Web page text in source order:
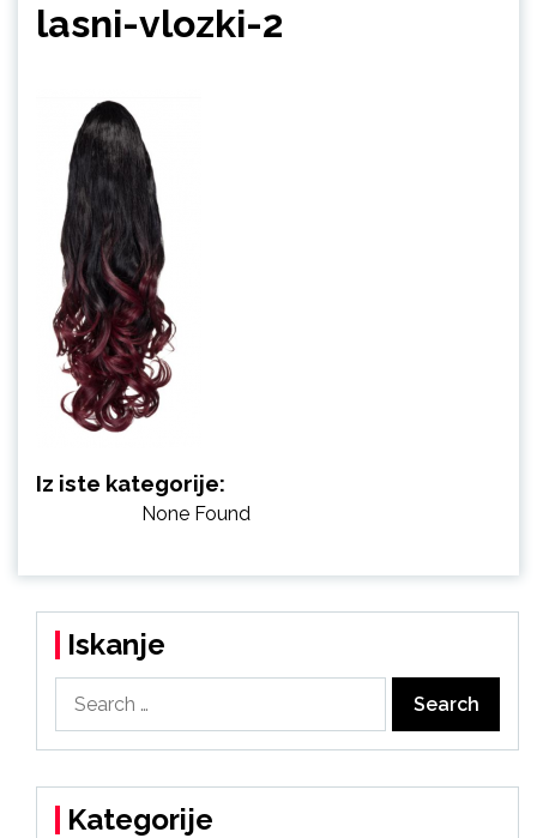
lasni-vlozki-2
Iz iste kategorije:
None Found
Iskanje
for:
Kategorije